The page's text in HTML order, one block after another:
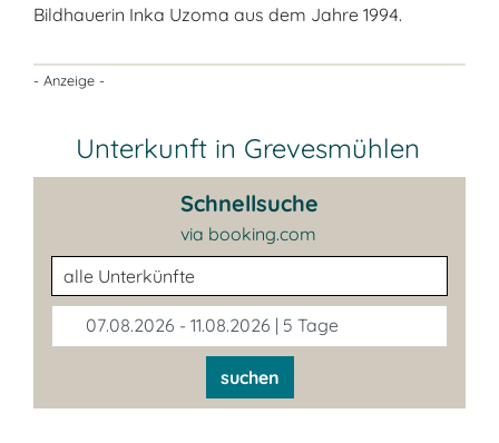
Bildhauerin Inka Uzoma aus dem Jahre 1994.
- Anzeige -
Unterkunft in Grevesmühlen
Schnellsuche
via booking.com
Unterkunftsart
07.08.2026 - 11.08.2026 | 5 Tage
suchen